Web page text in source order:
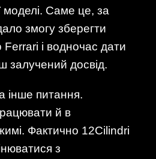
моделі. Саме це, за
змогу зберегти
Ferrari і водночас дати
залучений досвід.
інше питання.
й в
Фактично 12Cilindri
з